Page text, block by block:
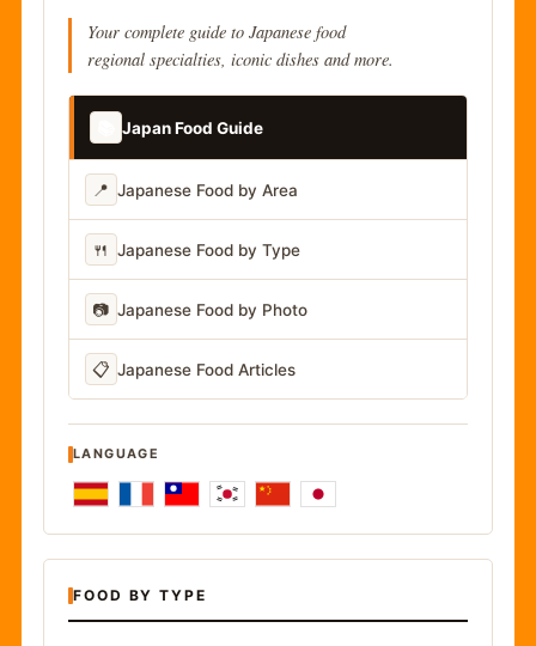
Your complete guide to Japanese food
regional specialties, iconic dishes and more.
Japan Food Guide
📍 Japanese Food by Area
🍴 Japanese Food by Type
📷 Japanese Food by Photo
📋 Japanese Food Articles
LANGUAGE
FOOD BY TYPE